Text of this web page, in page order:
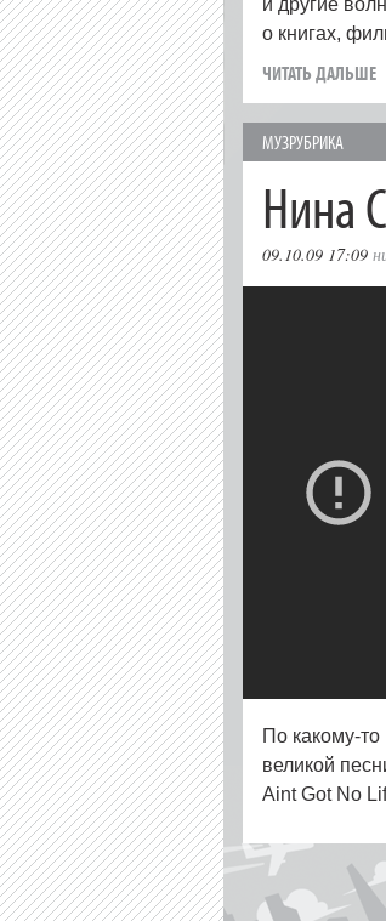
и другие
о книгах,
ЧИТАТЬ ДАЛЬШЕ
МУЗРУБРИКА
Нина
09.10.09 17:09
По какому-
великой
Aint Got No